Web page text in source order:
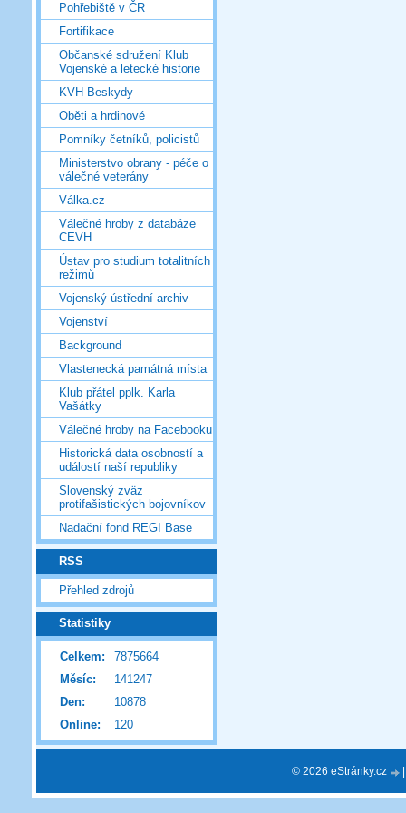
Pohřebiště v ČR
Fortifikace
Občanské sdružení Klub
Vojenské a letecké historie
KVH Beskydy
Oběti a hrdinové
Pomníky četníků, policistů
Ministerstvo obrany - péče o
válečné veterány
Válka.cz
Válečné hroby z databáze
CEVH
Ústav pro studium totalitních
režimů
Vojenský ústřední archiv
Vojenství
Background
Vlastenecká památná místa
Klub přátel pplk. Karla
Vašátky
Válečné hroby na Facebooku
Historická data osobností a
událostí naší republiky
Slovenský zväz
protifašistických bojovníkov
Nadační fond REGI Base
RSS
Přehled zdrojů
Statistiky
Online: 120
Celkem:
7875664
Měsíc:
141247
Den:
10878
© 2026 eStránky.cz